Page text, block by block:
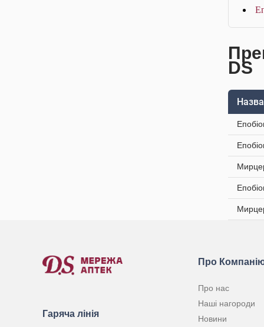
DS
Назва
Гаряча лінія
Про
Про нас
Наші нагороди
Новини